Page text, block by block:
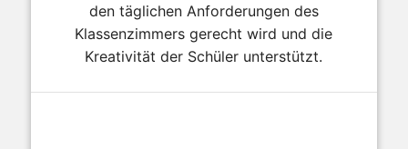
den täglichen Anforderungen des
Klassenzimmers gerecht wird und die
Kreativität der Schüler unterstützt.